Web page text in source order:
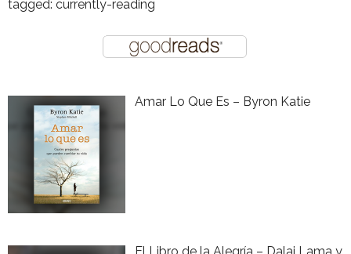
tagged: currently-reading
Amar Lo Que Es – Byron Katie